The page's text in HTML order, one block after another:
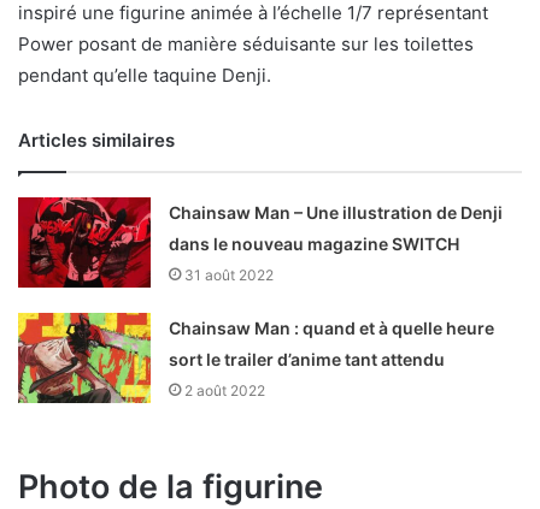
inspiré une figurine animée à l’échelle 1/7 représentant
Power posant de manière séduisante sur les toilettes
pendant qu’elle taquine Denji.
Articles similaires
Chainsaw Man – Une illustration de Denji
dans le nouveau magazine SWITCH
31 août 2022
Chainsaw Man : quand et à quelle heure
sort le trailer d’anime tant attendu
2 août 2022
Photo de la figurine